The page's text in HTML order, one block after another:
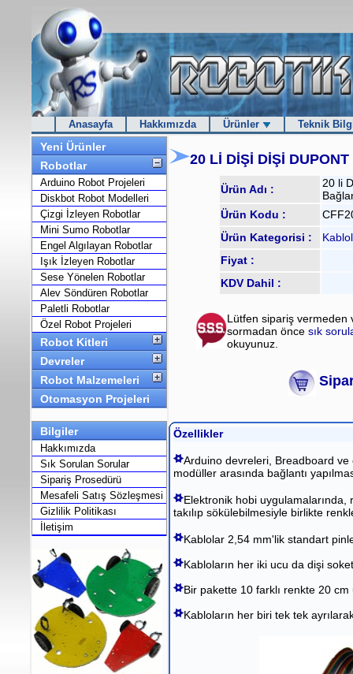
Anasayfa Hakkımızda Ürünler Teknik
Yeni Ürünler
Robotlar
Arduino Robot Projeleri
Diskbot Robot Modelleri
Çizgi İzleyen Robotlar
Mini Sumo Robotlar
Engel Algılayan Robotlar
Işık İzleyen Robotlar
Sese Yönelen Robotlar
Alev Söndüren Robotlar
Paletli Robotlar
Özel Robot Projeleri
Robot Kitleri
Devreler
Robot Malzemeleri
Otomasyon Projeleri
Bilgiler
Hakkımızda
Sık Sorulan Sorular
Sipariş Prosedürü
Mesafeli Satış Sözleşmesi
Gizlilik Politikası
İletişim
20 Lİ DİŞİ DİŞİ
Ürün Adı :
20 li
Ürün Kodu :
Ürün Kategorisi :
Fiyat :
KDV Dahil :
Lütfen sipariş vermeden
sormadan önce sık
okuyunuz.
Özellikler
Arduino devreleri, Breadboard
modüller arasında bağlantı
Elektronik hobi
takılıp sökülebilmesiyle birlikte
Kablolar 2,54 mm'lik standart
Kabloların her iki ucu da dişi
Bir pakette 10 farklı renkte 20
Kabloların her biri tek tek